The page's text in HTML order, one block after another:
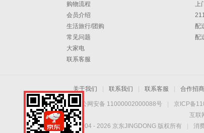
购物流程
会员介绍
生活旅行/团购
常见问题
大家电
联系客服
上
配
配
关于我们 联系我们 联系客服 合作招商
京公网安备 11000002000088号 京ICP备
互联
Copyright © 2004 - 2026 京东JINGDONG 版权所有 消